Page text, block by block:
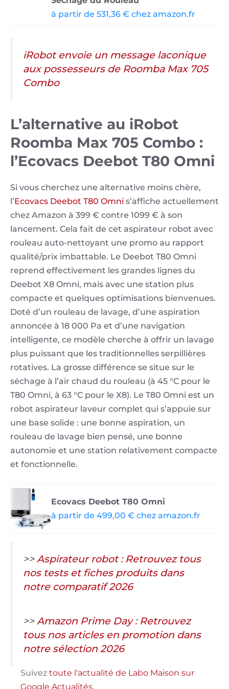
à partir de 531,36 € chez amazon.fr
iRobot envoie un message laconique
aux possesseurs de Roomba Max 705
Combo
L’alternative au iRobot
Roomba Max 705 Combo :
l’Ecovacs Deebot T80 Omni
Si vous cherchez une alternative moins chère,
l’Ecovacs Deebot T80 Omni s’affiche actuellement
chez Amazon à 399 € contre 1099 € à son
lancement. Cela fait de cet aspirateur robot avec
rouleau auto-nettoyant une promo au rapport
qualité/prix imbattable. Le Deebot T80 Omni
reprend effectivement les grandes lignes du
Deebot X8 Omni, mais avec une station plus
compacte et quelques optimisations bienvenues.
Doté d’un rouleau de lavage, d’une aspiration
annoncée à 18 000 Pa et d’une navigation
intelligente, ce modèle cherche à offrir un lavage
plus puissant que les traditionnelles serpillières
rotatives. La grosse différence se situe sur le
séchage à l’air chaud du rouleau (à 45 °C pour le
T80 Omni, à 63 °C pour le X8). Le T80 Omni est un
robot aspirateur laveur complet qui s’appuie sur
une base solide : une bonne aspiration, un
rouleau de lavage bien pensé, une bonne
autonomie et une station relativement compacte
et fonctionnelle.
Ecovacs Deebot T80 Omni
à partir de 499,00 € chez amazon.fr
>> Aspirateur robot : Retrouvez tous
nos tests et fiches produits dans
notre comparatif 2026
>> Amazon Prime Day : Retrouvez
tous nos articles en promotion dans
notre sélection 2026
Suivez toute l'actualité de Labo Maison sur
Google Actualités.